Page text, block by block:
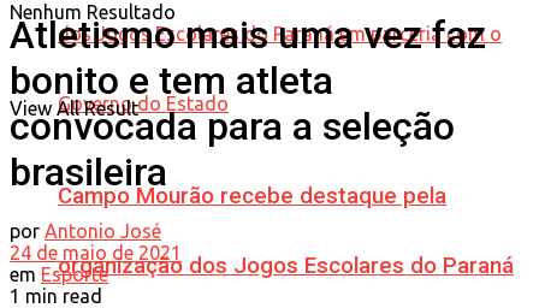
Campo Mourão recebe destaque pela
organização dos Jogos Escolares do Paraná
Nenhum Resultado
View All Result
Atletismo mais uma vez faz
bonito e tem atleta
convocada para a seleção
brasileira
por Antonio José
24 de maio de 2021
em Esporte
1 min read